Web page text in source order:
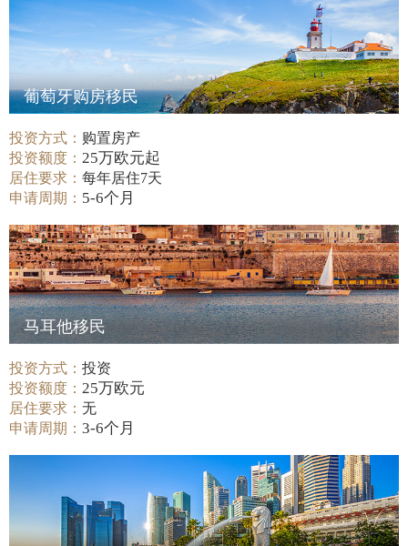
葡萄牙购房移民
投资方式： 购置房产
投资额度： 25万欧元起
居住要求：每年居住7天
申请周期： 5-6个月
马耳他移民
投资方式：投资
投资额度： 25万欧元
居住要求：无
申请周期：3-6个月